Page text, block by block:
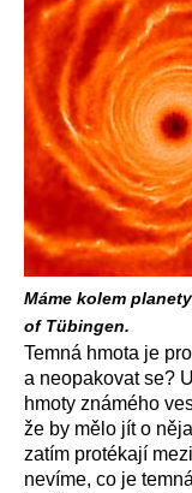
Máme kolem
of Tübingen.
Temná hmota je
a neopakovat se?
hmoty známého
že by mělo jít o
zatím protékají
nevíme, co je